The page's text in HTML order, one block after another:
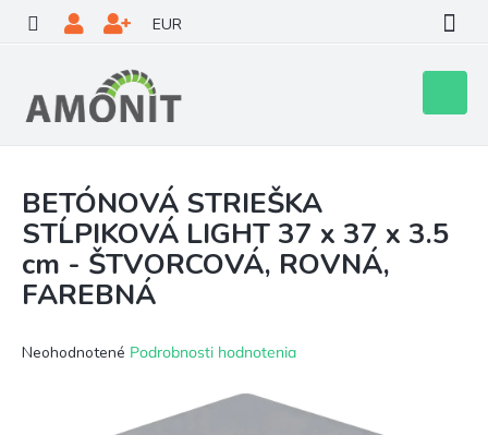
obsah
EUR
košík
BETÓNOVÁ STRIEŠKA
STĹPIKOVÁ LIGHT 37 x 37 x 3.5
cm - ŠTVORCOVÁ, ROVNÁ,
FAREBNÁ
Priemerné
Neohodnotené Podrobnosti hodnotenia